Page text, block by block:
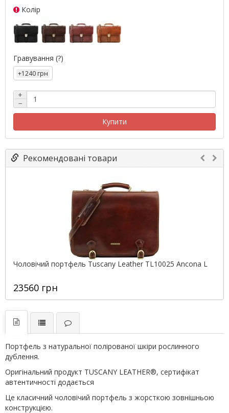
Колір
Гравування (?)
+1240 грн
+
−
Купити
Рекомендовані товари
Чоловічий портфель Tuscany Leather TL10025 Ancona L
23560 грн
Портфель з натуральної полірованої шкіри рослинного
дублення.
Оригінальний продукт TUSCANY LEATHER®, сертифікат
автентичності додається
Це класичний чоловічий портфель з жорсткою зовнішньою
конструкцією.